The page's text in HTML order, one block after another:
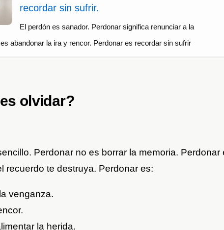
recordar sin sufrir.
El perdón es sanador. Perdonar significa renunciar a la
abandonar la ira y rencor. Perdonar es recordar sin sufrir
olvidar?
Perdonar no es borrar la memoria. Perdonar
recuerdo te destruya. Perdonar es:
venganza.
la herida.